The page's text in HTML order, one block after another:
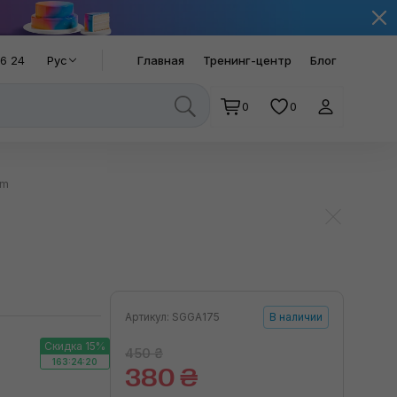
24 Рус Главная Тренинг-центр Блог
0 0
Скидка 15%
163:24:19
Артикул: SGGA175 В наличии
450 ₴
380 ₴